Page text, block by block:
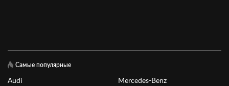
Самые популярные
Audi
Mercedes-Benz